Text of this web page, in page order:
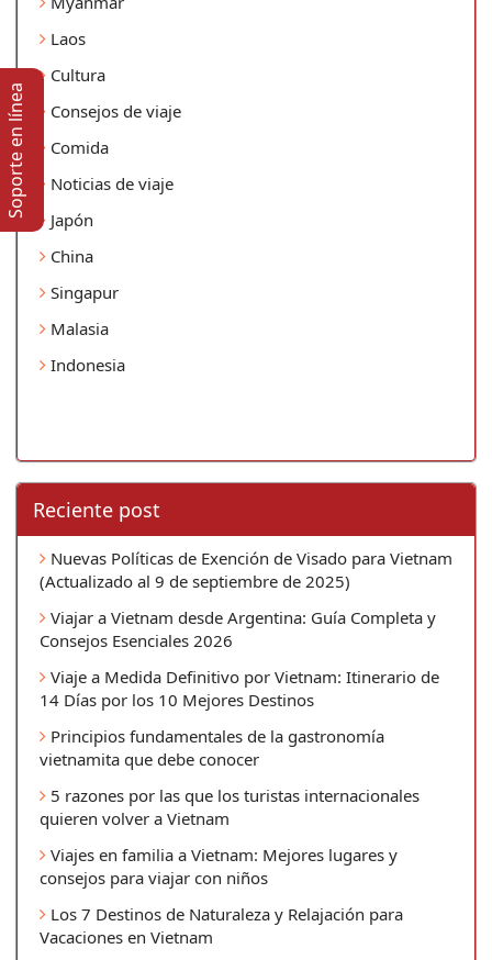
Laos
Cultura
Consejos de viaje
Comida
Noticias de viaje
Japón
China
Singapur
Malasia
Indonesia
Reciente post
Nuevas Políticas de Exención de Visado para Vietnam
(Actualizado al 9 de septiembre de 2025)
Viajar a Vietnam desde Argentina: Guía Completa y
Consejos Esenciales 2026
Viaje a Medida Definitivo por Vietnam: Itinerario de
14 Días por los 10 Mejores Destinos
Principios fundamentales de la gastronomía
vietnamita que debe conocer
5 razones por las que los turistas internacionales
quieren volver a Vietnam
Viajes en familia a Vietnam: Mejores lugares y
consejos para viajar con niños
Los 7 Destinos de Naturaleza y Relajación para
Vacaciones en Vietnam
Soporte en lí­nea